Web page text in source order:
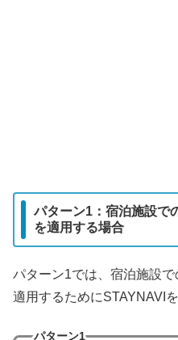
パターン1：宿泊施設で
を適用する場合
パターン1では、宿泊施設
適用するためにSTAYNAVIを
パターン1